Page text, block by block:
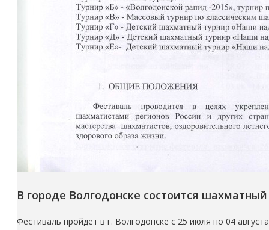
В городе Волгодонске состоится
Фестиваль пройдет в г. Волгодонске с 25 июля по 04